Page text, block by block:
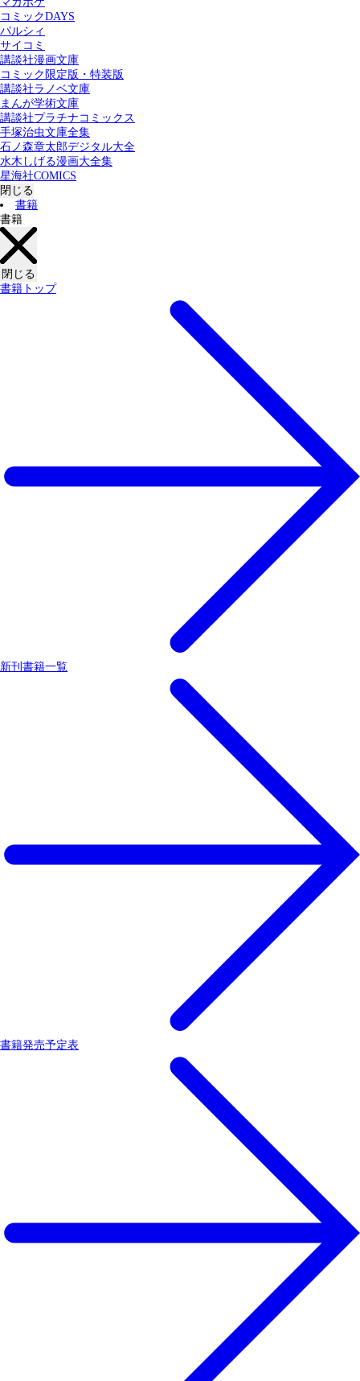
コミックDAYS
パルシィ
サイコミ
講談社漫画文庫
コミック限定版・特装版
講談社ラノベ文庫
まんが学術文庫
講談社プラチナコミックス
手塚治虫文庫全集
石ノ森章太郎デジタル大全
水木しげる漫画大全集
星海社COMICS
閉じる
書籍
書籍
閉じる
書籍トップ
新刊書籍一覧
書籍発売予定表
カテゴリー：
すべての記事